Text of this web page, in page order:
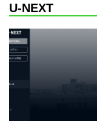
U-NEXT